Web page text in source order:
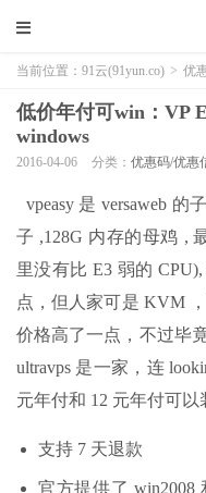
当前位置： 91云(91yun.co) > 优
低价年付可win：VP
windows
2016-04-06 分类： 优惠码/优惠
vpeasy 是 versaweb
子 ,128G 内存的母鸡 ,
里没有比 E3 弱的
点，但人家可是 KVM
价格高了一点，不过毕
ultravps 是一家，连
元年付和 12 元年付可以
支持 7 天退款
官方提供了 win2008